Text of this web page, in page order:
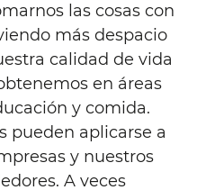
las cosas con
más despacio
calidad de vida
en áreas
y comida.
pueden aplicarse a
y nuestros
A veces